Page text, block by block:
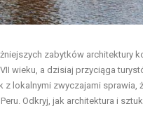
zabytków architektury
wieku, a dzisiaj przyciąga
lokalnymi zwyczajami
Odkryj, jak architektura i